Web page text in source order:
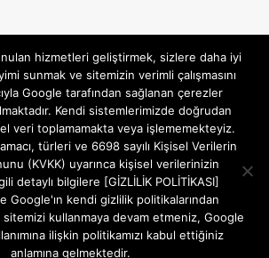
Politikası
hizmetleri geliştirmek, sizlere daha iyi
sunmak ve sitemizin verimli çalışmasını
Google tarafından sağlanan çerezler
Kendi sistemlerimizde doğrudan
veri toplamamakta veya işlememekteyiz.
türleri ve 6698 sayılı Kişisel Verilerin
(KVKK) uyarınca kişisel verilerinizin
detaylı bilgilere [GİZLİLİK POLİTİKASI]
Google'ın kendi gizlilik politikalarından
sitemizi kullanmaya devam etmeniz, Google
ilişkin politikamızı kabul ettiğiniz
anlamına gelmektedir.